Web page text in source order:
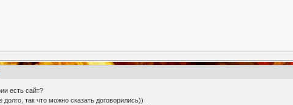
есть сайт?
так что можно сказать договорились))